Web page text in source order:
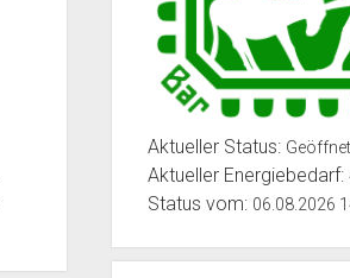
Aktueller Status: Geöffnet
Aktueller Energiebedarf:
Status vom: 06.08.2026